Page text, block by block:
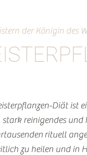
der Königin des
Diät ist
stark reinigendes
rituell
zu heilen und in